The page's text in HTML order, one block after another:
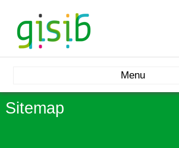
Menu
Sitemap